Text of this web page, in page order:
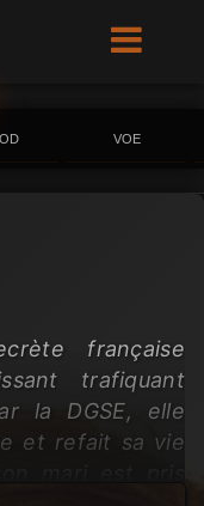
VOE
française
trafiquant
la DGSE, elle
et refait sa vie